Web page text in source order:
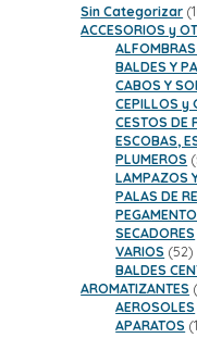
Sin Categorizar
ACCESORIOS y
BALDES Y
CABOS Y
CEPILLOS y
CESTOS DE
ESCOBAS,
PLUMEROS
LAMPAZOS
PALAS DE
SECADORES
VARIOS 5252
BALDES
AROMATIZANTES
AEROSOLES
APARATOS